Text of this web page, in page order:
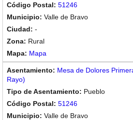
51246
Valle de Bravo
-
Rural
Mapa
Mesa de Dolores
Rayo)
Pueblo
51246
Valle de Bravo